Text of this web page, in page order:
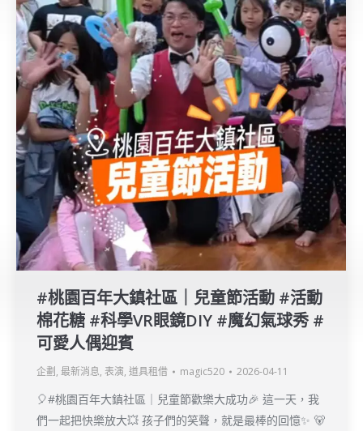
#桃園百年大鎮社區｜兒童節活動 #活動
棉花糖 #科學VR眼鏡DIY #魔幻氣球秀 #
可愛人偶迎賓
企劃 , 最新消息, 表演, 道具租借 magic520 2026-04-11
🎈#桃園百年大鎮社區｜兒童節歡樂大成功🎉 這一天，我
們一起把快樂放大💥 孩子們的笑聲，就是最棒的回憶✨ 🐻